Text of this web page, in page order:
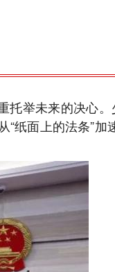
托举未来的决心
纸面上的法条”加